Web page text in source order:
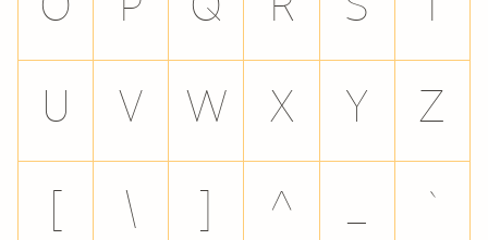
O P Q R S T
U V W X Y Z
\ ^ _ `